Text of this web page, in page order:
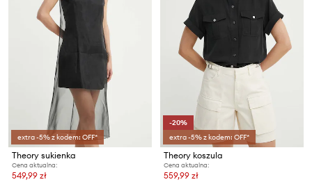
extra -5% z kodem: OFF*
Theory sukienka
Cena aktualna:
549,99 zł
-20%
extra -5% z kodem: OFF*
Theory koszula
Cena aktualna:
559,99 zł